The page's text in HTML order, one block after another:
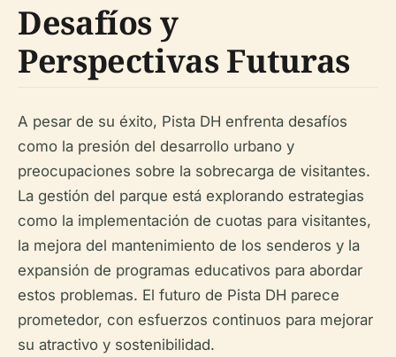
Desafíos y
Perspectivas Futuras
A pesar de su éxito, Pista DH enfrenta desafíos
como la presión del desarrollo urbano y
preocupaciones sobre la sobrecarga de visitantes.
La gestión del parque está explorando estrategias
como la implementación de cuotas para visitantes,
la mejora del mantenimiento de los senderos y la
expansión de programas educativos para abordar
estos problemas. El futuro de Pista DH parece
prometedor, con esfuerzos continuos para mejorar
su atractivo y sostenibilidad.